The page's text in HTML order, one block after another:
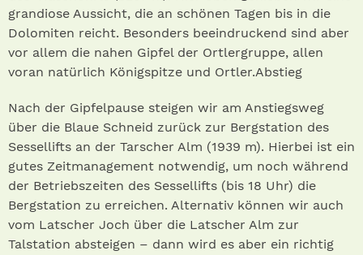
grandiose Aussicht, die an schönen Tagen bis in die
Dolomiten reicht. Besonders beeindruckend sind aber
vor allem die nahen Gipfel der Ortlergruppe, allen
voran natürlich Königspitze und Ortler.Abstieg
Nach der Gipfelpause steigen wir am Anstiegsweg
über die Blaue Schneid zurück zur Bergstation des
Sessellifts an der Tarscher Alm (1939 m). Hierbei ist ein
gutes Zeitmanagement notwendig, um noch während
der Betriebszeiten des Sessellifts (bis 18 Uhr) die
Bergstation zu erreichen. Alternativ können wir auch
vom Latscher Joch über die Latscher Alm zur
Talstation absteigen – dann wird es aber ein richtig